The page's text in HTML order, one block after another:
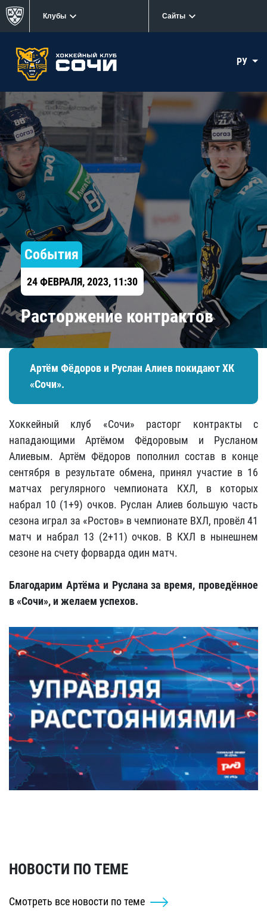
Клубы Сайты
РУ
События
24 ФЕВРАЛЯ, 2023, 11:30
Расторжение контрактов
Артём Фёдоров и Руслан Алиев покидают ХК
«Сочи».
Хоккейный клуб «Сочи» расторг контракты с
нападающими Артёмом Фёдоровым и Русланом
Алиевым. Артём Фёдоров пополнил состав в конце
сентября в результате обмена, принял участие в 16
матчах регулярного чемпионата КХЛ, в которых
набрал 10 (1+9) очков. Руслан Алиев большую часть
сезона играл за «Ростов» в чемпионате ВХЛ, провёл 41
матч и набрал 13 (2+11) очков. В КХЛ в нынешнем
сезоне на счету форварда один матч.
Благодарим Артёма и Руслана за время, проведённое
в «Сочи», и желаем успехов.
НОВОСТИ ПО ТЕМЕ
Смотреть все новости по теме